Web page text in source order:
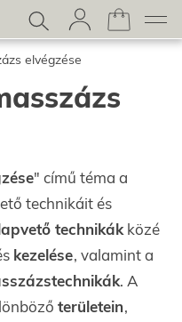
elvégzése
" című téma a
technikáit és
technikák közé
kezelése, valamint a
. A
területein,